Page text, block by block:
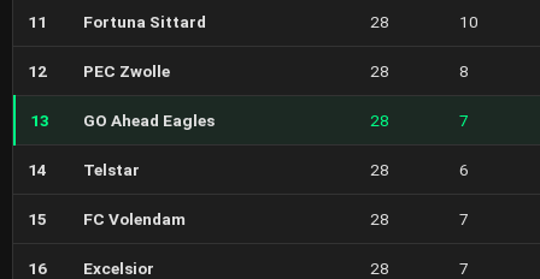
11 Fortuna Sittard 28 10
12 PEC Zwolle 28 8
13 GO Ahead Eagles 28 7
14 Telstar 28 6
15 FC Volendam 28 7
16 Excelsior 28 7